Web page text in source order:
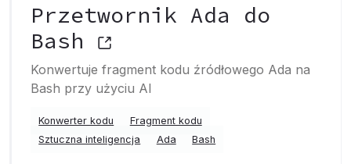
Przetwornik Ada do
Bash
Konwertuje fragment kodu źródłowego Ada na
Bash przy użyciu AI
Konwerter kodu
Fragment kodu
Sztuczna inteligencja
Ada Bash